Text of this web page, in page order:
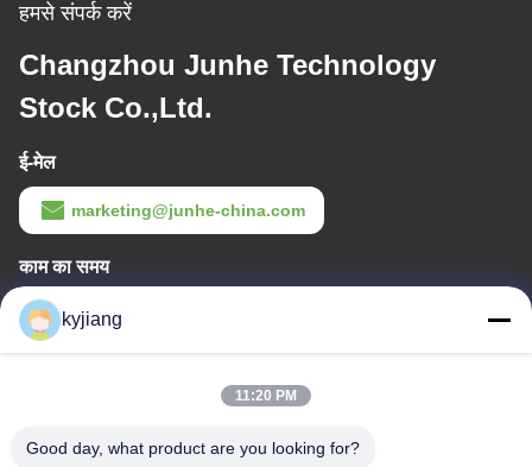
हमसे संपर्क करें
Changzhou Junhe Technology
Stock Co.,Ltd.
ई-मेल
marketing@junhe-china.com
काम का समय
8:00-17:30
हमारा पता
Jiangsu प्रांत
kyjiang
11:20 PM
Good day, what product are you looking for?